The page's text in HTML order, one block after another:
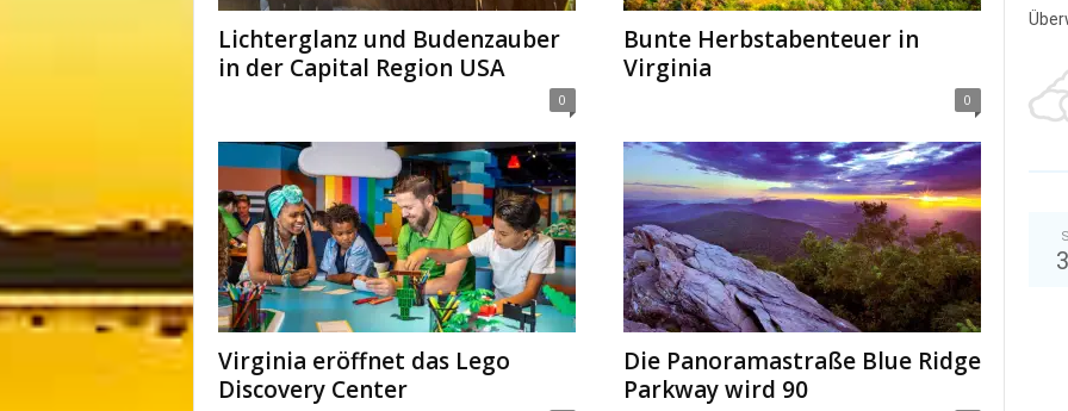
Lichterglanz und Budenzauber
in der Capital Region USA
0
Bunte Herbstabenteuer in
Virginia
0
Virginia eröffnet das Lego
Discovery Center
Die Panoramastraße Blue Ridge
Parkway wird 90